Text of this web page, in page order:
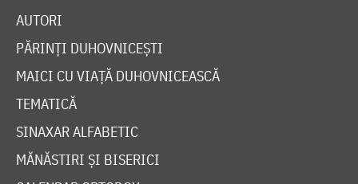
AUTORI
PĂRINȚI DUHOVNICEȘTI
MAICI CU VIAȚĂ DUHOVNICEASCĂ
TEMATICĂ
SINAXAR ALFABETIC
MĂNĂSTIRI ȘI BISERICI